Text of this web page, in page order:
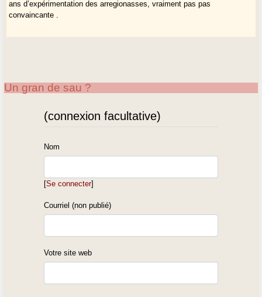
ans d’expérimentation des arregionasses, vraiment pas pas
convaincante .
Un gran de sau ?
(connexion facultative)
Nom
[Se connecter]
Courriel (non publié)
Votre site web